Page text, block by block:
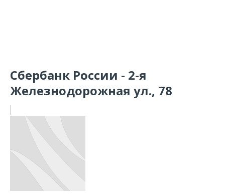
Сбербанк России - 2-я
Железнодорожная ул., 78